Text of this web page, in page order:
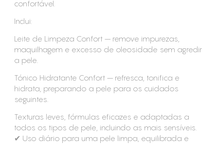
confortável.
Inclui:
Leite de Limpeza Confort – remove impurezas,
maquilhagem e excesso de oleosidade sem agredir
a pele.
Tónico Hidratante Confort – refresca, tonifica e
hidrata, preparando a pele para os cuidados
seguintes.
Texturas leves, fórmulas eficazes e adaptadas a
todos os tipos de pele, incluindo as mais sensíveis.
✔ Uso diário para uma pele limpa, equilibrada e